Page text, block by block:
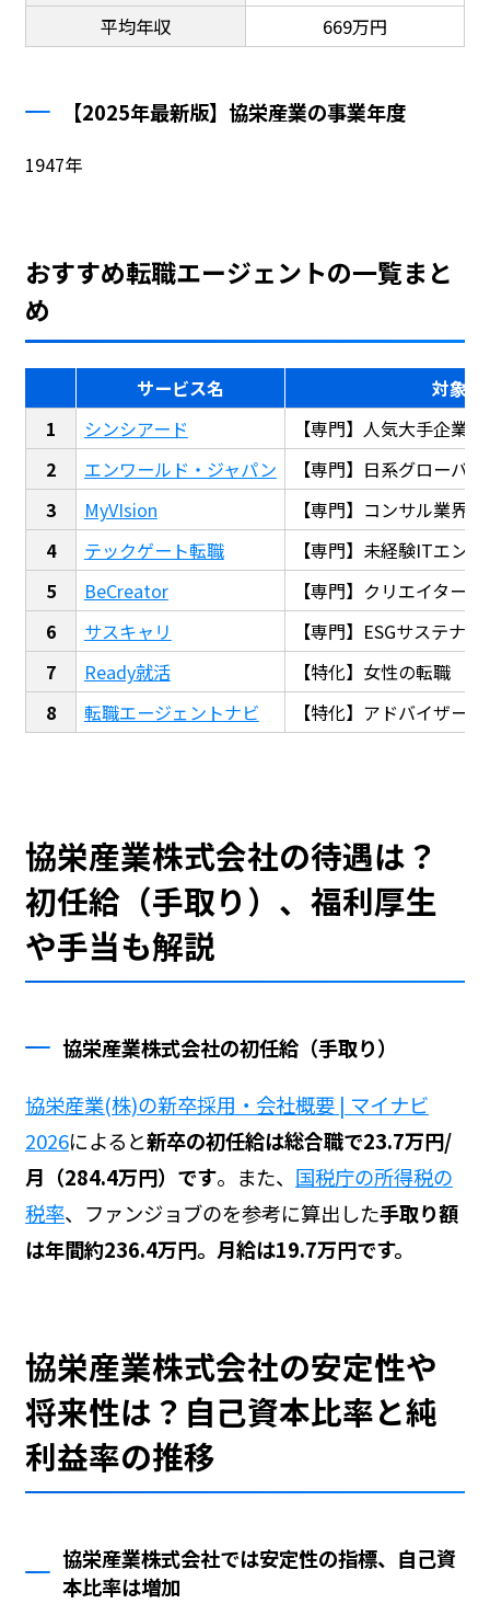
平均年収
669万円
【2025年最新版】協栄産業の事業年度
1947年
おすすめ転職エージェントの一覧まと
め
サービス名
対象
シンシアード
【専門】人気大手企業
エンワールド・ジャパン
【専門】日系グローバ
MyVIsion
【専門】コンサル業界
テックゲート転職
【専門】未経験ITエン
BeCreator
【専門】クリエイター
サスキャリ
【専門】ESGサステナ
Ready就活
【特化】女性の転職
転職エージェントナビ
【特化】アドバイザー
協栄産業株式会社の待遇は？
初任給（手取り）、福利厚生
や手当も解説
協栄産業株式会社の初任給（手取り）
協栄産業(株)の新卒採用・会社概要 | マイナビ
2026によると新卒の初任給は総合職で23.7万円/
月（284.4万円）です。また、 国税庁の所得税の
税率、ファンジョブのを参考に算出した手取り額
は年間約236.4万円。月給は19.7万円です。
協栄産業株式会社の安定性や
将来性は？自己資本比率と純
利益率の推移
協栄産業株式会社では安定性の指標、自己資
本比率は増加